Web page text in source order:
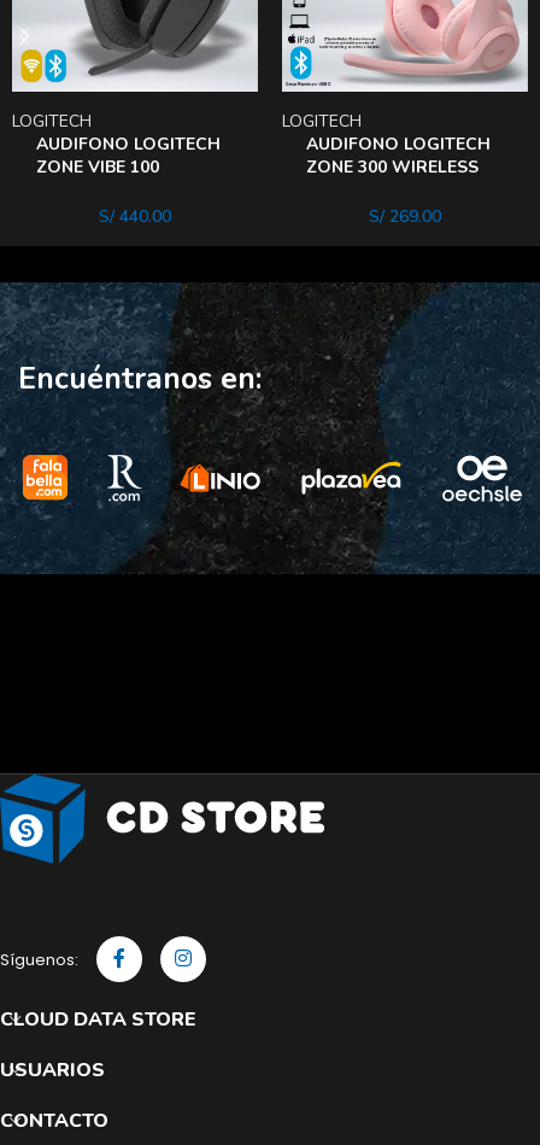
AUDIFONO LOGITECH
ZONE VIBE 100
MICROFONOS NEGRO
LOGITECH
S/440.00
AUDIFONO LOGITECH
ZONE 300 WIRELESS
BLUETOOTH/20HRS
LOGITECH
S/269.00
Encuéntranos en:
Síguenos:
CLOUD DATA STORE
USUARIOS
CONTACTO